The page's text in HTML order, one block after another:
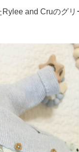
and Cruのグリ